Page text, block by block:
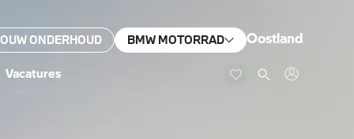
ONDERHOUD BMW MOTORRAD Oostland
Vacatures